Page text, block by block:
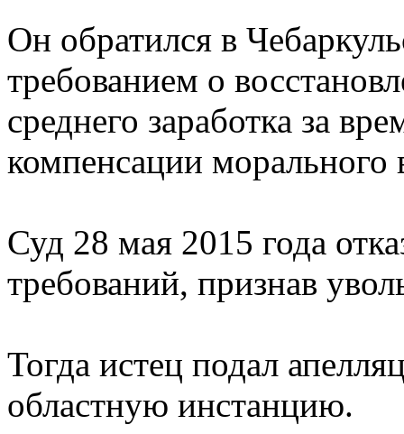
Он обратился в
требованием о
среднего заработка за
компенсации морального
Суд 28 мая 2015 года
требований, признав
Тогда истец подал
областную инстанцию.